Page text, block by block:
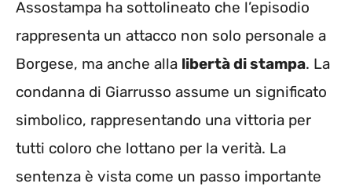
Assostampa ha sottolineato che l’episodio
rappresenta un attacco non solo personale a
Borgese, ma anche alla libertà di stampa. La
condanna di Giarrusso assume un significato
simbolico, rappresentando una vittoria per
tutti coloro che lottano per la verità. La
sentenza è vista come un passo importante